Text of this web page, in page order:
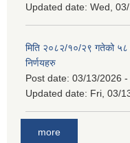
Updated date: Wed,
मिति २०८२/१०/२९ गतेको ५८
निर्णयहरु
Post date: 03/13/2026 -
Updated date: Fri, 03/
more